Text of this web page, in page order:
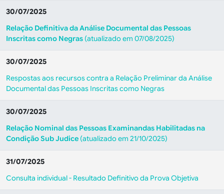
30/07/2025
Relação Definitiva da Análise Documental das Pessoas
Inscritas como Negras (atualizado em 07/08/2025)
30/07/2025
Respostas aos recursos contra a Relação Preliminar da Análise
Documental das Pessoas Inscritas como Negras
30/07/2025
Relação Nominal das Pessoas Examinandas Habilitadas na
Condição Sub Judice (atualizado em 21/10/2025)
31/07/2025
Consulta individual - Resultado Definitivo da Prova Objetiva